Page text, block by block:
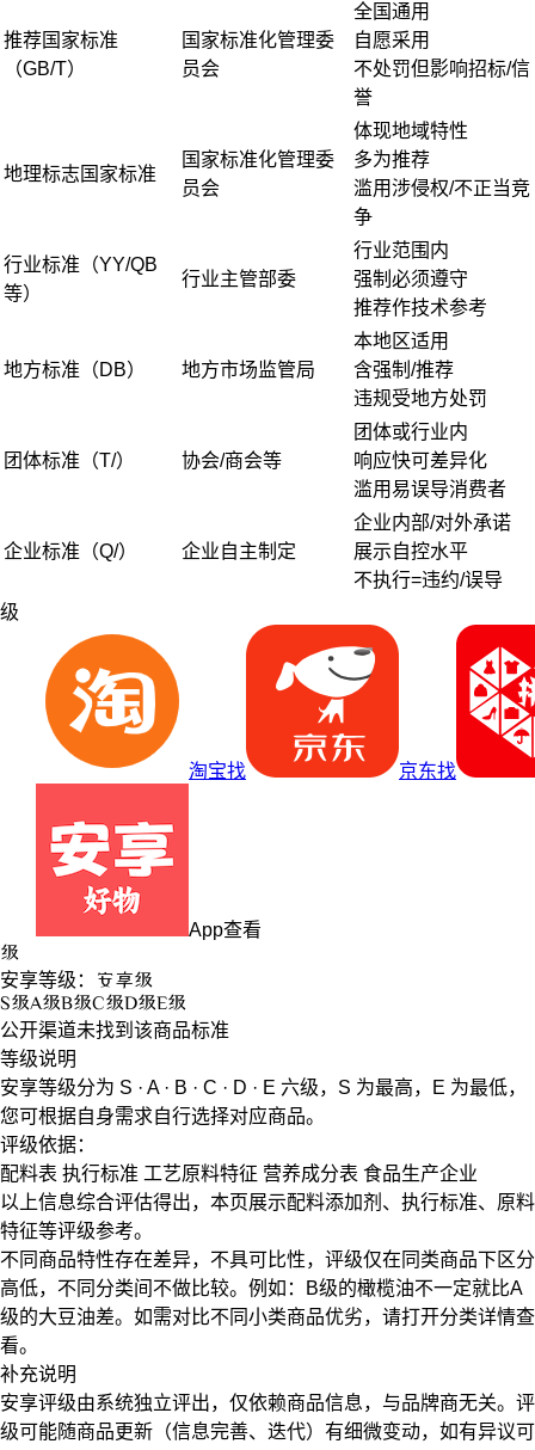
推荐国家标准
（GB/T）
国家标准化管理委
员会
全国通用
自愿采用
不处罚但影响招标/信
誉
地理标志国家标准
国家标准化管理委
员会
体现地域特性
多为推荐
滥用涉侵权/不正当竞
争
行业标准（YY/QB
等）
行业主管部委
行业范围内
强制必须遵守
推荐作技术参考
地方标准（DB） 地方市场监管局
本地区适用
含强制/推荐
违规受地方处罚
团体标准（T/） 协会/商会等
团体或行业内
响应快可差异化
滥用易误导消费者
企业标准（Q/） 企业自主制定
企业内部/对外承诺
展示自控水平
不执行=违约/误导
级
淘宝找 京东找
App查看
级
安享等级： 安享级
S级A级B级C级D级E级
公开渠道未找到该商品标准
等级说明
安享等级分为 S · A · B · C · D · E 六级， S 为最高， E 为最低，
您可根据自身需求自行选择对应商品。
评级依据：
配料表 执行标准 工艺原料特征 营养成分表 食品生产企业
以上信息综合评估得出，本页展示配料添加剂 、 执行标准、 原料
特征等评级参考。
不同商品特性存在差异，不具可比性，评级仅在 同类商品下区分
高低，不同分类间不做比较。例如：B级的橄榄油不一定就比A
级的大豆油差。如需对比不同小类商品优劣，请打开分类详情查
看。
补充说明
安享评级由系统独立评出，仅依赖商品信息， 与品牌商无关。评
级可能随商品更新（信息完善、迭代）有细微变动，如有异议可